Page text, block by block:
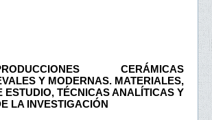
CERÁMICAS
Y MODERNAS. MATERIALES,
ESTUDIO, TÉCNICAS ANALÍTICAS Y
LA INVESTIGACIÓN